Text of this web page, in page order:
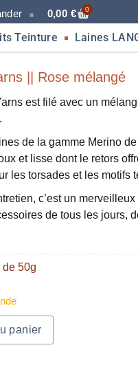
0,00 € 0
Teinture Laines
|| Rose mélangé
est filé avec un
de la gamme Merino
et lisse dont le retors
les torsades et les motifs
c’est un
de tous les jours,
de 50g
panier